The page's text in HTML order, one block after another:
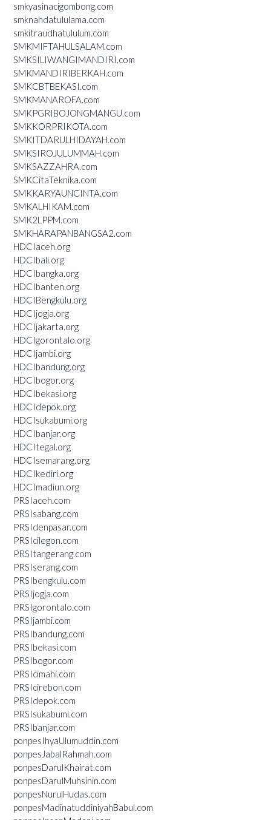
smkyasinacigombong.com
smknahdatululama.com
smkitraudhatululum.com
SMKMIFTAHULSALAM.com
SMKSILIWANGIMANDIRI.com
SMKMANDIRIBERKAH.com
SMKCBTBEKASI.com
SMKMANAROFA.com
SMKPGRIBOJONGMANGU.com
SMKKORPRIKOTA.com
SMKITDARULHIDAYAH.com
SMKSIROJULUMMAH.com
SMKSAZZAHRA.com
SMKCitaTeknika.com
SMKKARYAUNCINTA.com
SMKALHIKAM.com
SMK2LPPM.com
SMKHARAPANBANGSA2.com
HDCIaceh.org
HDCIbali.org
HDCIbangka.org
HDCIbanten.org
HDCIBengkulu.org
HDCIjogja.org
HDCIjakarta.org
HDCIgorontalo.org
HDCIjambi.org
HDCIbandung.org
HDCIbogor.org
HDCIbekasi.org
HDCIdepok.org
HDCIsukabumi.org
HDCIbanjar.org
HDCItegal.org
HDCIsemarang.org
HDCIkediri.org
HDCImadiun.org
PRSIaceh.com
PRSIsabang.com
PRSIdenpasar.com
PRSIcilegon.com
PRSItangerang.com
PRSIserang.com
PRSIbengkulu.com
PRSIjogja.com
PRSIgorontalo.com
PRSIjambi.com
PRSIbandung.com
PRSIbekasi.com
PRSIbogor.com
PRSIcimahi.com
PRSIcirebon.com
PRSIdepok.com
PRSIsukabumi.com
PRSIbanjar.com
ponpesIhyaUlumuddin.com
ponpesJabalRahmah.com
ponpesDarulKhairat.com
ponpesDarulMuhsinin.com
ponpesNurulHudas.com
ponpesMadinatuddiniyahBabul.com